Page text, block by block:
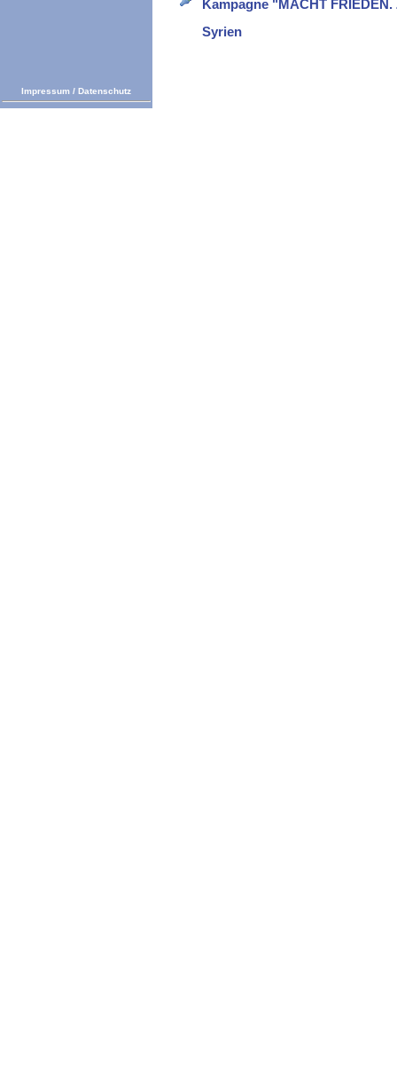
Kampagne "MACHT
Syrien
Impressum / Datenschutz